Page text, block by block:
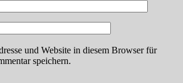
und Website in diesem Browser für
speichern.